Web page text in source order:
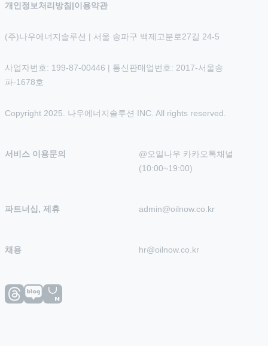
개인정보처리방침 |이용약관
(주)나우에너지솔루션 | 서울 송파구 백제고분로27길 24-5
사업자번호: 199-87-00446 | 통신판매업번호: 2017-서울송
파-1678호
Copyright 2025. 나우에너지솔루션 INC. All rights reserved.
서비스 이용문의
@오일나우 카카오톡채널
(10:00~19:00)
파트너십, 제휴 admin@oilnow.co.kr
채용 hr@oilnow.co.kr